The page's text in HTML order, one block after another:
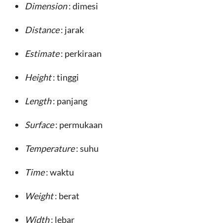
Dimension: dimesi
Distance: jarak
Estimate: perkiraan
Height: tinggi
Length: panjang
Surface: permukaan
Temperature: suhu
Time: waktu
Weight: berat
Width: lebar